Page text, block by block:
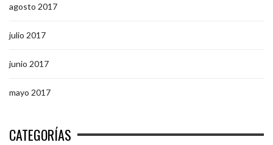
agosto 2017
julio 2017
junio 2017
mayo 2017
CATEGORÍAS